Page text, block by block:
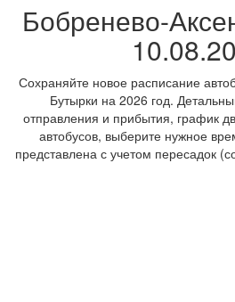
Бобренево-
Сохраняйте новое расписание
Бутырки на 2026 год.
отправления и прибытия, график
автобусов, выберите нужное
представлена с учетом пересадок